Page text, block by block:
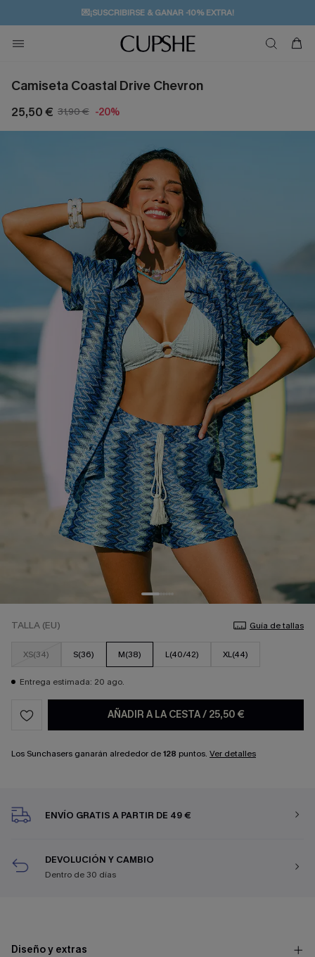
💌¡SUSCRIBIRSE & GANAR -10% EXTRA!
🚚ENVÍO GRATUITO A PARTIR DE 49 € >>
Camiseta Coastal Drive Chevron
25,50 € 31,90 € -20%
TALLA (EU) Guía de tallas
XS(34) S(36) M(38) L(40/42) XL(44)
Entrega estimada: 20 ago.
AÑADIR A LA CESTA/ 25,50 €
Los Sunchasers ganarán alrededor de128 puntos. Ver detalles
ENVÍO GRATIS A PARTIR DE 49 €
DEVOLUCIÓN Y CAMBIO
Dentro de 30 días
Diseño y extras